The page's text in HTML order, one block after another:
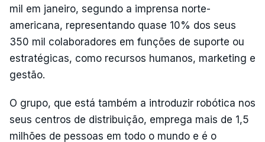
mil em janeiro, segundo a imprensa norte-
americana, representando quase 10% dos seus
350 mil colaboradores em funções de suporte ou
estratégicas, como recursos humanos, marketing e
gestão.
O grupo, que está também a introduzir robótica nos
seus centros de distribuição, emprega mais de 1,5
milhões de pessoas em todo o mundo e é o